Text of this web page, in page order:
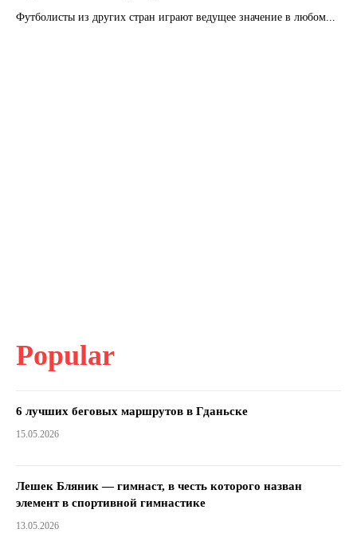
Футболисты из других стран играют ведущее значение в любом...
Popular
6 лучших беговых маршрутов в Гданьске
15.05.2026
Лешек Бляник — гимнаст, в честь которого назван
элемент в спортивной гимнастике
13.05.2026